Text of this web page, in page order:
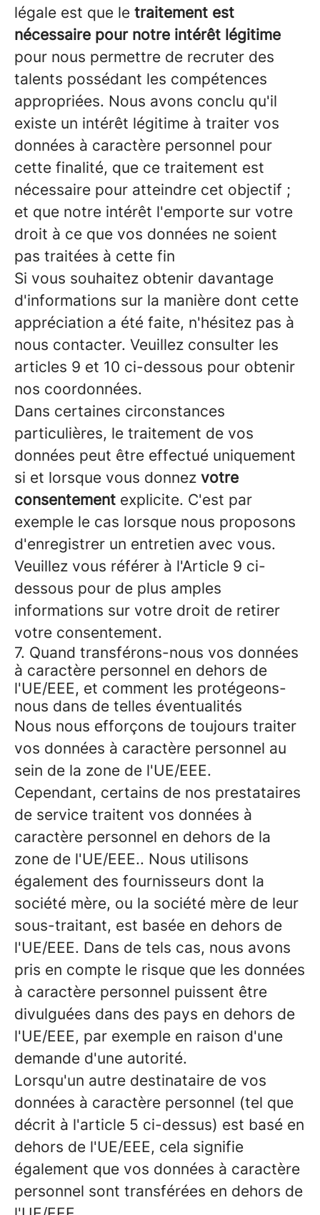
légale est que le traitement est
nécessaire pour notre intérêt légitime
pour nous permettre de recruter des
talents possédant les compétences
appropriées. Nous avons conclu qu'il
existe un intérêt légitime à traiter vos
données à caractère personnel pour
cette finalité, que ce traitement est
nécessaire pour atteindre cet objectif ;
et que notre intérêt l'emporte sur votre
droit à ce que vos données ne soient
pas traitées à cette fin
Si vous souhaitez obtenir davantage
d'informations sur la manière dont cette
appréciation a été faite, n'hésitez pas à
nous contacter. Veuillez consulter les
articles 9 et 10 ci-dessous pour obtenir
nos coordonnées.
Dans certaines circonstances
particulières, le traitement de vos
données peut être effectué uniquement
si et lorsque vous donnez votre
consentement explicite. C'est par
exemple le cas lorsque nous proposons
d'enregistrer un entretien avec vous.
Veuillez vous référer à l'Article 9 ci-
dessous pour de plus amples
informations sur votre droit de retirer
votre consentement.
7. Quand transférons-nous vos données
à caractère personnel en dehors de
l'UE/EEE, et comment les protégeons-
nous dans de telles éventualités
Nous nous efforçons de toujours traiter
vos données à caractère personnel au
sein de la zone de l'UE/EEE.
Cependant, certains de nos prestataires
de service traitent vos données à
caractère personnel en dehors de la
zone de l'UE/EEE.. Nous utilisons
également des fournisseurs dont la
société mère, ou la société mère de leur
sous-traitant, est basée en dehors de
l'UE/EEE. Dans de tels cas, nous avons
pris en compte le risque que les données
à caractère personnel puissent être
divulguées dans des pays en dehors de
l'UE/EEE, par exemple en raison d'une
demande d'une autorité.
Lorsqu'un autre destinataire de vos
données à caractère personnel (tel que
décrit à l'article 5 ci-dessus) est basé en
dehors de l'UE/EEE, cela signifie
également que vos données à caractère
personnel sont transférées en dehors de